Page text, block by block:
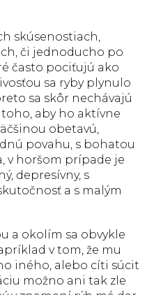
skúsenostiach,
či jednoducho po
často pociťujú ako
sa ryby plynulo
sa skôr nechávajú
aby ho aktívne
obetavú,
povahu, s bohatou
v horšom prípade je
depresívny, s
a s malým
a okolím sa obvykle
v tom, že mu
iného, alebo cíti súcit
možno ani tak zle